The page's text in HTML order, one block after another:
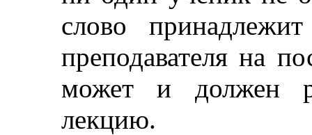
слово
преподавателя на
может и должен
лекцию.